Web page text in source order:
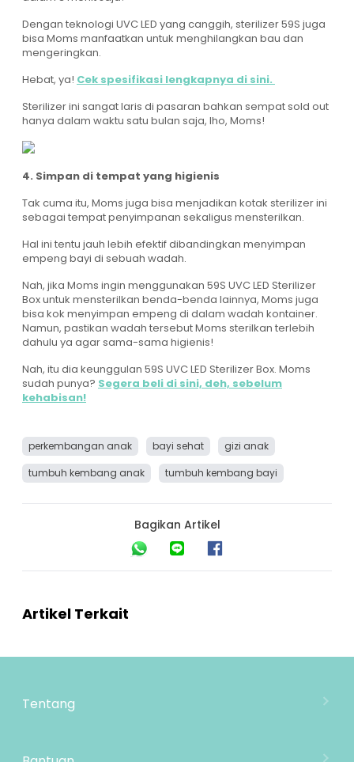
Dengan teknologi UVC LED yang canggih, sterilizer 59S juga
bisa Moms manfaatkan untuk menghilangkan bau dan
mengeringkan.
Hebat, ya! Cek spesifikasi lengkapnya di sini.
Sterilizer ini sangat laris di pasaran bahkan sempat sold out
hanya dalam waktu satu bulan saja, lho, Moms!
4. Simpan di tempat yang higienis
Tak cuma itu, Moms juga bisa menjadikan kotak sterilizer ini
sebagai tempat penyimpanan sekaligus mensterilkan.
Hal ini tentu jauh lebih efektif dibandingkan menyimpan
empeng bayi di sebuah wadah.
Nah, jika Moms ingin menggunakan 59S UVC LED Sterilizer
Box untuk mensterilkan benda-benda lainnya, Moms juga
bisa kok menyimpan empeng di dalam wadah kontainer.
Namun, pastikan wadah tersebut Moms sterilkan terlebih
dahulu ya agar sama-sama higienis!
Nah, itu dia keunggulan 59S UVC LED Sterilizer Box. Moms
sudah punya? Segera beli di sini, deh, sebelum
kehabisan!
perkembangan anak bayi sehat
gizi anak
tumbuh kembang anak
tumbuh kembang bayi
Bagikan Artikel
Artikel Terkait
Tentang
Lokasi Toko